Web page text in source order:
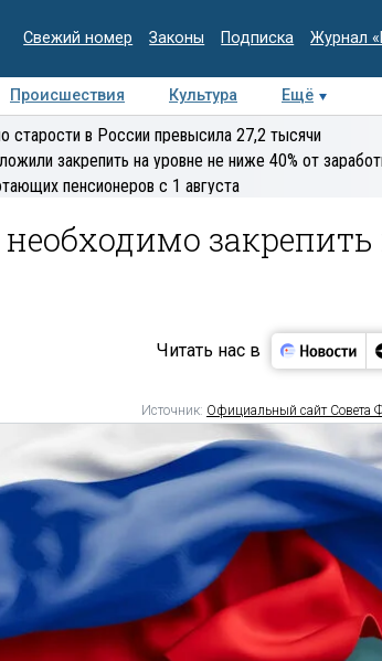
Свежий номер Законы Подписка Журнал
Происшествия Культура Ещё
Интервью Колумнисты
старости в России превысила 27,2 тысячи
закрепить на уровне не ниже 40% от
пенсионеров с 1 августа
закрепить
Читать нас в
Источник: Официальный сайт Совета